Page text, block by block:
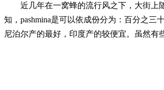
近几年在一窝蜂的流行风之下，大街上随
知，pashmina是可以依成份分为：百分之三
尼泊尔产的最好，印度产的较便宜。虽然有